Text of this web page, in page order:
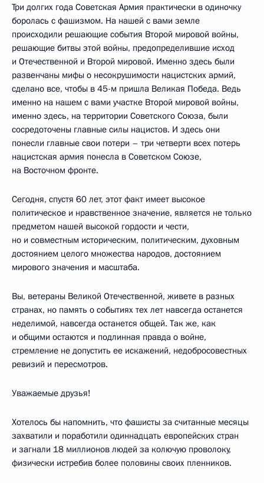
Три долгих года Советская Армия практически в одиночку
боролась с фашизмом. На нашей с вами земле
происходили решающие события Второй мировой войны,
решающие битвы этой войны, предопределившие исход
и Отечественной и Второй мировой. Именно здесь были
развенчаны мифы о несокрушимости нацистских армий,
сделано все, чтобы в 45-м пришла Великая Победа. Ведь
именно на нашем с вами участке Второй мировой войны,
именно здесь, на территории Советского Союза, были
сосредоточены главные силы нацистов. И здесь они
понесли главные свои потери – три четверти всех потерь
нацистская армия понесла в Советском Союзе,
на Восточном фронте.
Сегодня, спустя 60 лет, этот факт имеет высокое
политическое и нравственное значение, является не только
предметом нашей высокой гордости и чести,
но и совместным историческим, политическим, духовным
достоянием целого множества народов, достоянием
мирового значения и масштаба.
Вы, ветераны Великой Отечественной, живете в разных
странах, но память о событиях тех лет навсегда останется
неделимой, навсегда останется общей. Так же, как
и общими остаются и подлинная правда о войне,
стремление не допустить ее искажений, недобросовестных
ревизий и пересмотров.
Уважаемые друзья!
Хотелось бы напомнить, что фашисты за считанные месяцы
захватили и поработили одиннадцать европейских стран
и загнали 18 миллионов людей за колючую проволоку,
физически истребив более половины своих пленников.